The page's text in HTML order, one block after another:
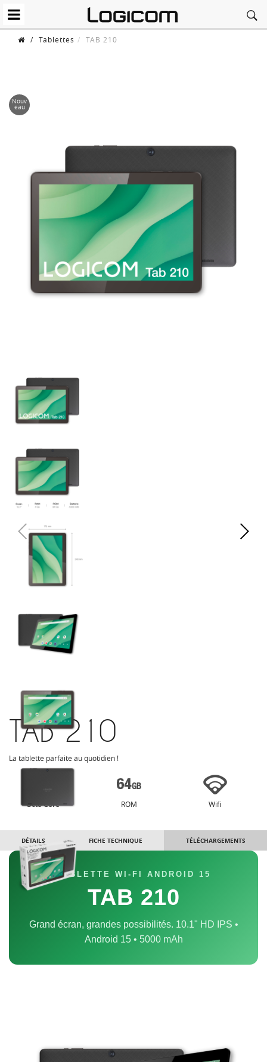
/ Tablettes TAB 210
TAB 210
La tablette parfaite au quotidien !
Nouv
eau
Octo Core ROM Wifi
DÉTAILS FICHE TECHNIQUE TÉLÉCHARGEMENTS
TABLETTE WI-FI ANDROID 15
TAB 210
Grand écran, grandes possibilités. 10.1" HD IPS •
Android 15 • 5000 mAh